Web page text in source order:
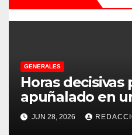
n
e
e
n
GENERALES
Horas
apuñalado en
con más de 500
Chilecito
JUN 28, 2026